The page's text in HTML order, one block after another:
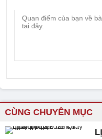
CÙNG CHUYÊN MỤC